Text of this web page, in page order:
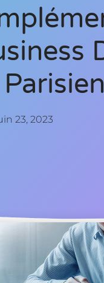
23, 2023